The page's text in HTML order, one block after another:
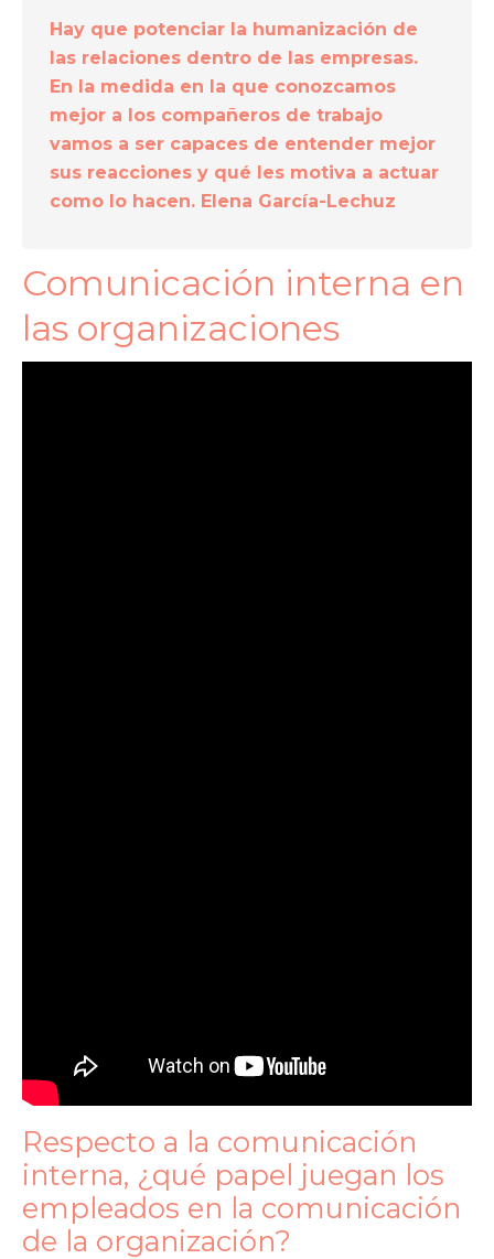
Hay que potenciar la humanización de
las relaciones dentro de las empresas.
En la medida en la que conozcamos
mejor a los compañeros de trabajo
vamos a ser capaces de entender mejor
sus reacciones y qué les motiva a actuar
como lo hacen. Elena García-Lechuz
Comunicación interna en
las organizaciones
Respecto a la comunicación
interna, ¿qué papel juegan los
empleados en la comunicación
de la organización?